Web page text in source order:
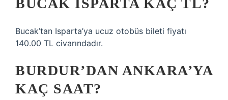
BUCAK ISPARTA KAÇ TL?
Bucak’tan Isparta’ya ucuz otobüs bileti fiyatı
140.00 TL civarındadır.
BURDUR’DAN ANKARA’YA
KAÇ SAAT?